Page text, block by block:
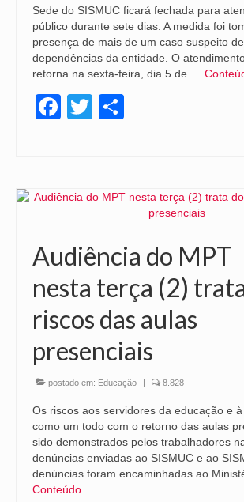
Sede do SISMUC ficará fechada para
público durante sete dias. A medida foi
presença de mais de um caso suspeito
dependências da entidade. O
retorna na sexta-feira, dia 5 de …
Facebook
Twitter
Audiência do MPT
nesta terça (2)
riscos das aulas
presenciais
postado em: Educação | 8.828
Os riscos aos servidores da educação e
como um todo com o retorno das aulas
sido demonstrados pelos trabalhadores
denúncias enviadas ao SISMUC e ao
denúncias foram encaminhadas ao
Conteúdo